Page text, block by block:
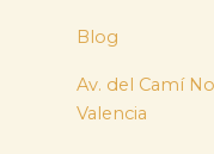
Blog
Av. del Camí
Valencia